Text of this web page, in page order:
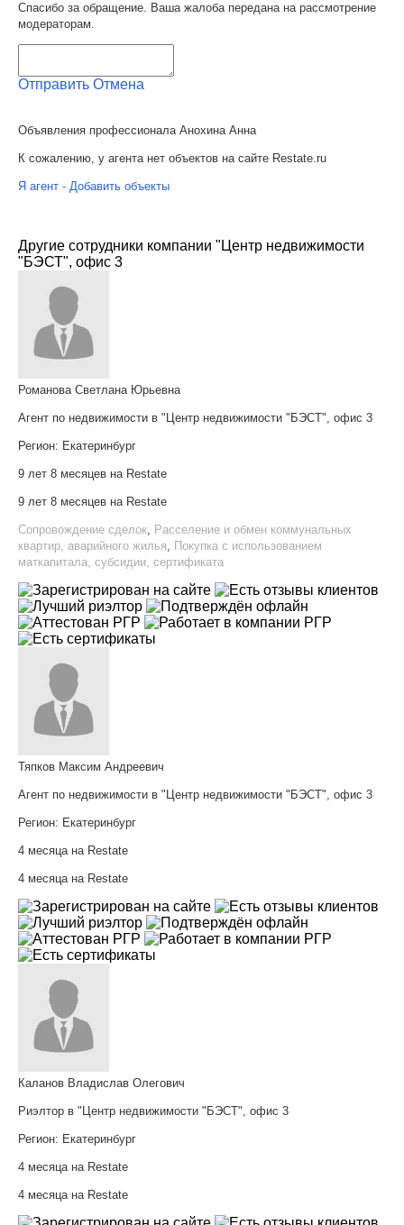
Спасибо за обращение. Ваша жалоба передана на рассмотрение
модераторам.
Отправить Отмена
Объявления профессионала Анохина Анна
К сожалению, у агента нет объектов на сайте Restate.ru
Я агент - Добавить объекты
Другие сотрудники компании "Центр недвижимости
"БЭСТ", офис 3
Романова Светлана Юрьевна
Агент по недвижимости в "Центр недвижимости "БЭСТ", офис 3
Регион: Екатеринбург
9 лет 8 месяцев на Restate
9 лет 8 месяцев на Restate
Сопровождение сделок, Расселение и обмен коммунальных
квартир, аварийного жилья, Покупка с использованием
маткапитала, субсидии, сертификата
Тяпков Максим Андреевич
Агент по недвижимости в "Центр недвижимости "БЭСТ", офис 3
Регион: Екатеринбург
4 месяца на Restate
4 месяца на Restate
Каланов Владислав Олегович
Риэлтор в "Центр недвижимости "БЭСТ", офис 3
Регион: Екатеринбург
4 месяца на Restate
4 месяца на Restate